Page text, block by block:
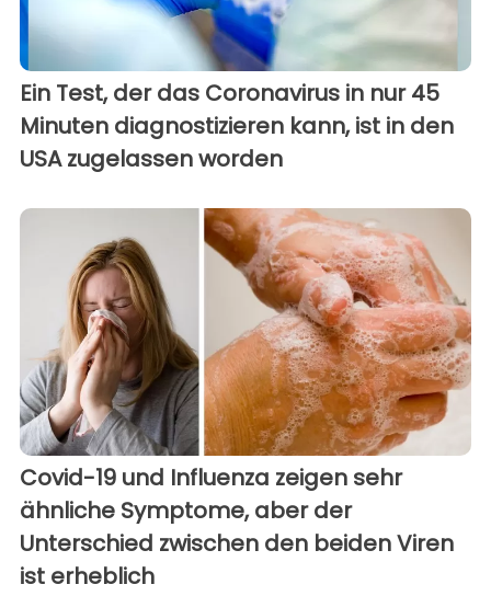
Ein Test, der das Coronavirus in nur 45
Minuten diagnostizieren kann, ist in den
USA zugelassen worden
Covid-19 und Influenza zeigen sehr
ähnliche Symptome, aber der
Unterschied zwischen den beiden Viren
ist erheblich